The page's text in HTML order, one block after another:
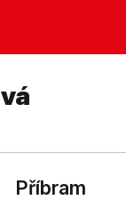
Příbram